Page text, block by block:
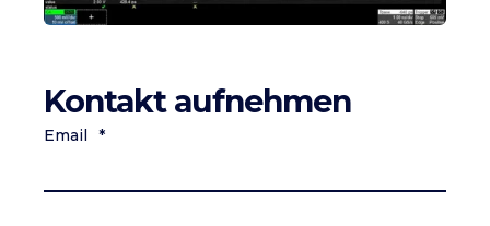
Kontakt aufnehmen
Email *